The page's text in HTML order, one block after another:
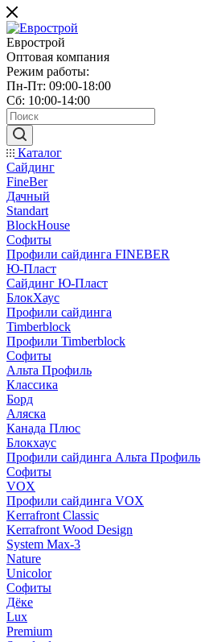
Еврострой
Оптовая компания
Режим работы:
Пн-Пт: 09:00-18:00
Сб: 10:00-14:00
Каталог
Сайдинг
FineBer
Дачный
Standart
BlockHouse
Софиты
Профили сайдинга FINEBER
Ю-Пласт
Сайдинг Ю-Пласт
БлокХаус
Профили сайдинга
Timberblock
Профили Timberblock
Софиты
Альта Профиль
Классика
Борд
Аляска
Канада Плюс
Блокхаус
Профили сайдинга Альта Профиль
Софиты
VOX
Профили сайдинга VOX
Kerrafront Classic
Kerrafront Wood Design
System Max-3
Nature
Unicolor
Софиты
Дёке
Lux
Premium